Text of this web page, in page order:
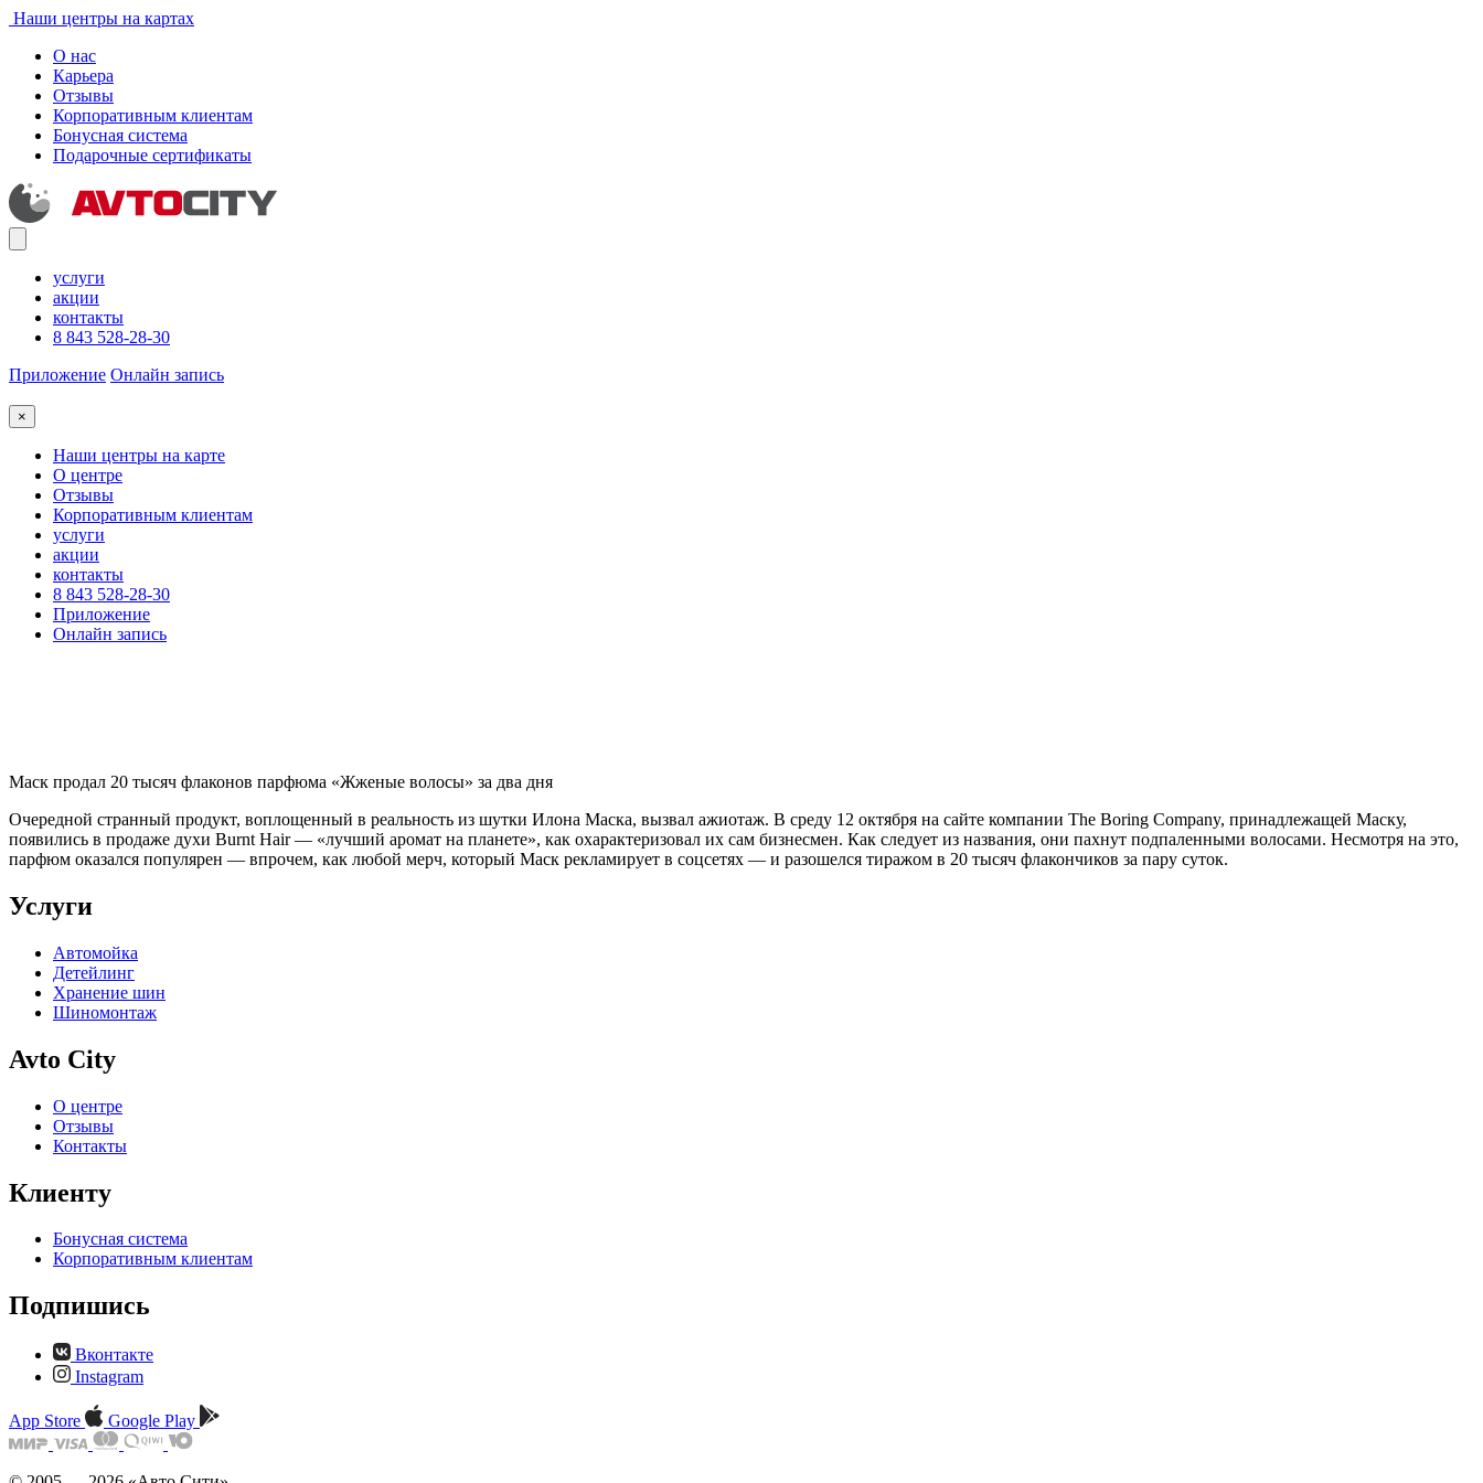
Наши центры на картах
О нас
Карьера
Отзывы
Корпоративным клиентам
Бонусная система
Подарочные сертификаты
услуги
акции
контакты
8 843 528-28-30
Приложение Онлайн запись
×
Наши центры на карте
О центре
Отзывы
Корпоративным клиентам
услуги
акции
контакты
8 843 528-28-30
Приложение
Онлайн запись
Маск продал 20 тысяч флаконов парфюма «Жженые волосы» за два дня
Очередной странный продукт, воплощенный в реальность из шутки Илона Маска, вызвал ажиотаж. В среду 12 октября на сайте компании The Boring Company, принадлежащей Маску,
появились в продаже духи Burnt Hair — «лучший аромат на планете», как охарактеризовал их сам бизнесмен. Как следует из названия, они пахнут подпаленными волосами. Несмотря на это,
парфюм оказался популярен — впрочем, как любой мерч, который Маск рекламирует в соцсетях — и разошелся тиражом в 20 тысяч флакончиков за пару суток.
Услуги
Автомойка
Детейлинг
Хранение шин
Шиномонтаж
Avto City
О центре
Отзывы
Контакты
Клиенту
Бонусная система
Корпоративным клиентам
Подпишись
Вконтакте
Instagram
App Store Google Play